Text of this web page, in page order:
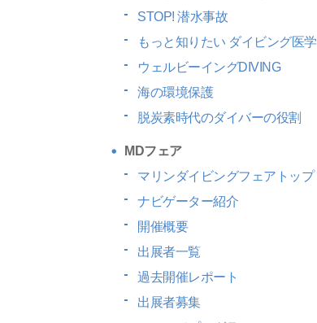
STOP! 潜水事故
もっと知りたい ダイビング医学
ウェルビーイングDIVING
海の環境保護
脱炭素時代のダイバーの役割
MDフェア
マリンダイビングフェアトップ
ナビゲーター紹介
開催概要
出展者一覧
過去開催レポート
出展者募集